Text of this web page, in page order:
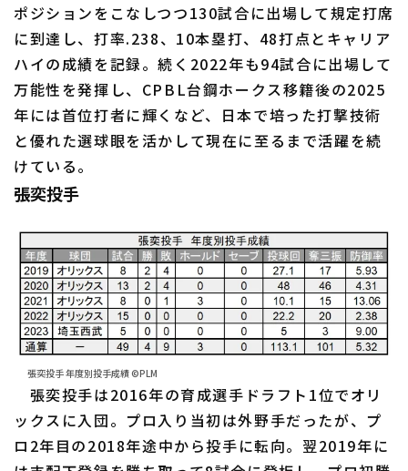
ポジションをこなしつつ130試合に出場して規定打席
に到達し、打率.238、10本塁打、48打点とキャリア
ハイの成績を記録。続く2022年も94試合に出場して
万能性を発揮し、CPBL台鋼ホークス移籍後の2025
年には首位打者に輝くなど、日本で培った打撃技術
と優れた選球眼を活かして現在に至るまで活躍を続
けている。
張奕投手
張奕投手 年度別投手成績 ©PLM
張奕投手は2016年の育成選手ドラフト1位でオリ
ックスに入団。プロ入り当初は外野手だったが、プ
ロ2年目の2018年途中から投手に転向。翌2019年に